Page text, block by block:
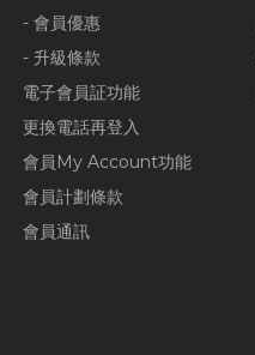
- 會員優惠
- 升級條款
電子會員証功能
更換電話再登入
會員My Account功能
會員計劃條款
會員通訊